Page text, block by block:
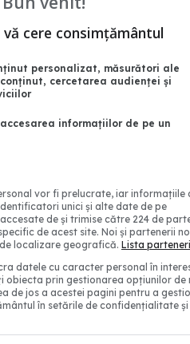
vă cere consimțământul
personalizat, măsurători ale
cercetarea audienței și
informațiilor de pe un
vor fi prelucrate, iar informațiile
unici și alte date de pe
de și trimise către 224 de
de acest site. Noi și partenerii
localizare geografică. Lista
datele cu caracter personal în
obiecta prin gestionarea opțiunilor de
de jos a acestei pagini pentru a
în setările de confidențialitate și